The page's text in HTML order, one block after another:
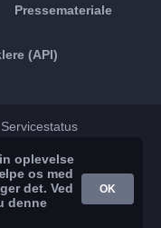
Pressemateriale
(API)
Servicestatus
Play
oplevelse
os med
det. Ved
denne
OK